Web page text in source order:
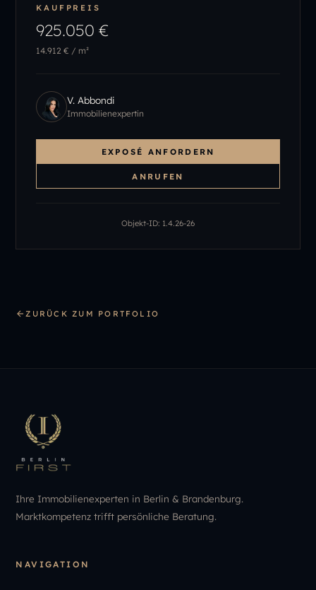
KAUFPREIS
925.050 €
14.912 € / m²
V. Abbondi
Immobilienexpertin
EXPOSÉ ANFORDERN
ANRUFEN
Objekt-ID: 1.4.26-26
ZURÜCK ZUM PORTFOLIO
Ihre Immobilienexperten in Berlin & Brandenburg.
Marktkompetenz trifft persönliche Beratung.
NAVIGATION